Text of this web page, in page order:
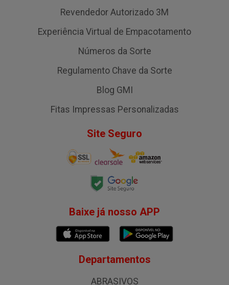
Revendedor Autorizado 3M
Experiência Virtual de Empacotamento
Números da Sorte
Regulamento Chave da Sorte
Blog GMI
Fitas Impressas Personalizadas
Site Seguro
Baixe já nosso APP
Departamentos
ABRASIVOS